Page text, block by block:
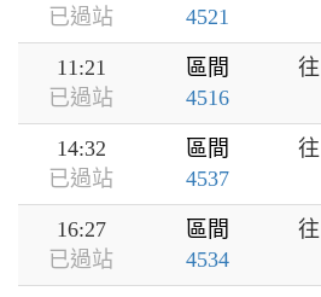
已過站
4521
11:21
已過站
區間
4516
14:32
已過站
區間
4537
16:27
已過站
區間
4534